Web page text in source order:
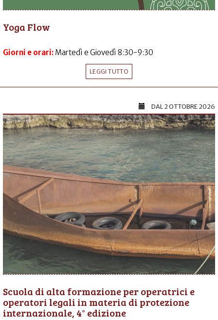
Yoga Flow
Giorni e orari: Martedì e Giovedì 8:30-9:30
LEGGI TUTTO
DAL2 OTTOBRE 2026
Scuola di alta formazione per operatrici e
operatori legali in materia di protezione
internazionale, 4° edizione